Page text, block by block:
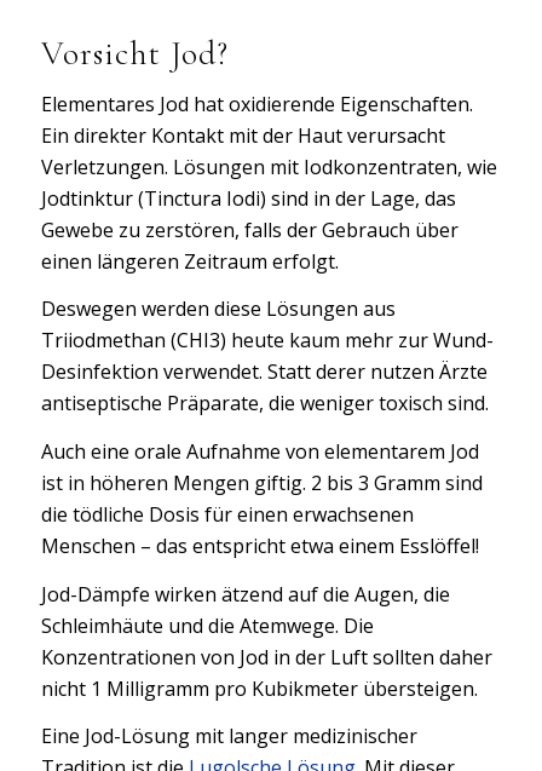
Vorsicht Jod?
Elementares Jod hat oxidierende Eigenschaften.
Ein direkter Kontakt mit der Haut verursacht
Verletzungen. Lösungen mit Iodkonzentraten, wie
Jodtinktur (Tinctura Iodi) sind in der Lage, das
Gewebe zu zerstören, falls der Gebrauch über
einen längeren Zeitraum erfolgt.
Deswegen werden diese Lösungen aus
Triiodmethan (CHI3) heute kaum mehr zur Wund-
Desinfektion verwendet. Statt derer nutzen Ärzte
antiseptische Präparate, die weniger toxisch sind.
Auch eine orale Aufnahme von elementarem Jod
ist in höheren Mengen giftig. 2 bis 3 Gramm sind
die tödliche Dosis für einen erwachsenen
Menschen – das entspricht etwa einem Esslöffel!
Jod-Dämpfe wirken ätzend auf die Augen, die
Schleimhäute und die Atemwege. Die
Konzentrationen von Jod in der Luft sollten daher
nicht 1 Milligramm pro Kubikmeter übersteigen.
Eine Jod-Lösung mit langer medizinischer